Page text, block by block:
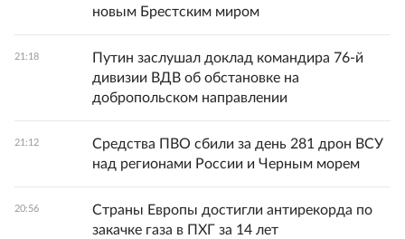
новым Брестским миром
21:18
Путин заслушал доклад командира 76-й
дивизии ВДВ об обстановке на
добропольском направлении
21:12
Средства ПВО сбили за день 281 дрон ВСУ
над регионами России и Черным морем
20:56
Страны Европы достигли антирекорда по
закачке газа в ПХГ за 14 лет